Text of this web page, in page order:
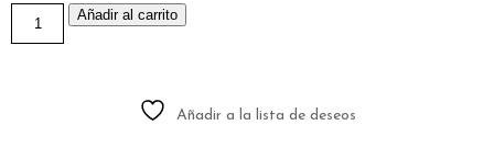
DEKOLOR
DEKEN
29
Añadir al carrito
Añadir a la lista de deseos